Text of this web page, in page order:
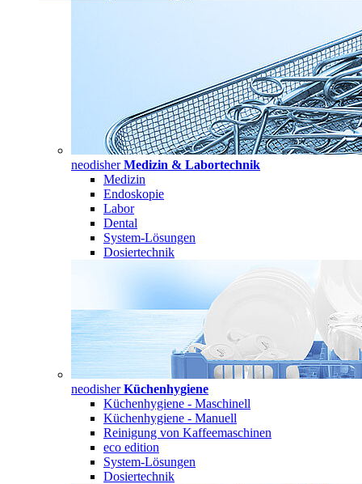
neodisherMedizin & Labortechnik
Medizin
Endoskopie
Labor
Dental
System-Lösungen
Dosiertechnik
neodisherKüchenhygiene
Küchenhygiene - Maschinell
Küchenhygiene - Manuell
Reinigung von Kaffeemaschinen
eco edition
System-Lösungen
Dosiertechnik